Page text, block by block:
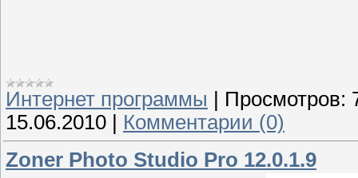
Интернет программы | Просмотров:
15.06.2010 | Комментарии (0)
Zoner Photo Studio Pro 12.0.1.9